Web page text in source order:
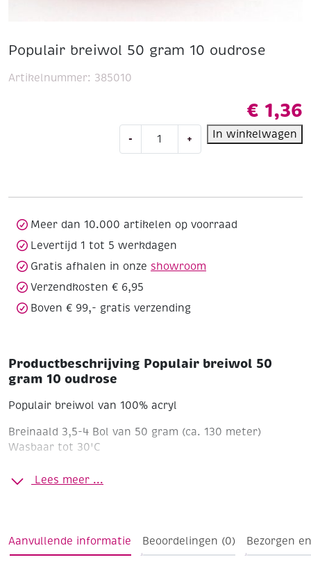
Populair breiwol 50 gram 10 oudrose
€ 1,36
-
aantal
+ In winkelwagen
Artikelnummer: 385010
Meer dan 10.000 artikelen op voorraad
Levertijd 1 tot 5 werkdagen
Gratis afhalen in onze showroom
Verzendkosten € 6,95
Boven € 99,- gratis verzending
Productbeschrijving Populair breiwol 50
gram 10 oudrose
Populair breiwol van 100% acryl
Breinaald 3,5-4 Bol van 50 gram (ca. 130 meter)
Wasbaar tot 30'C
Lees meer ...
Aanvullende informatie Beoordelingen (0) Bezorgen